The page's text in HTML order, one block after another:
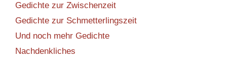
Gedichte zur Zwischenzeit
Gedichte zur Schmetterlingszeit
Und noch mehr Gedichte
Nachdenkliches